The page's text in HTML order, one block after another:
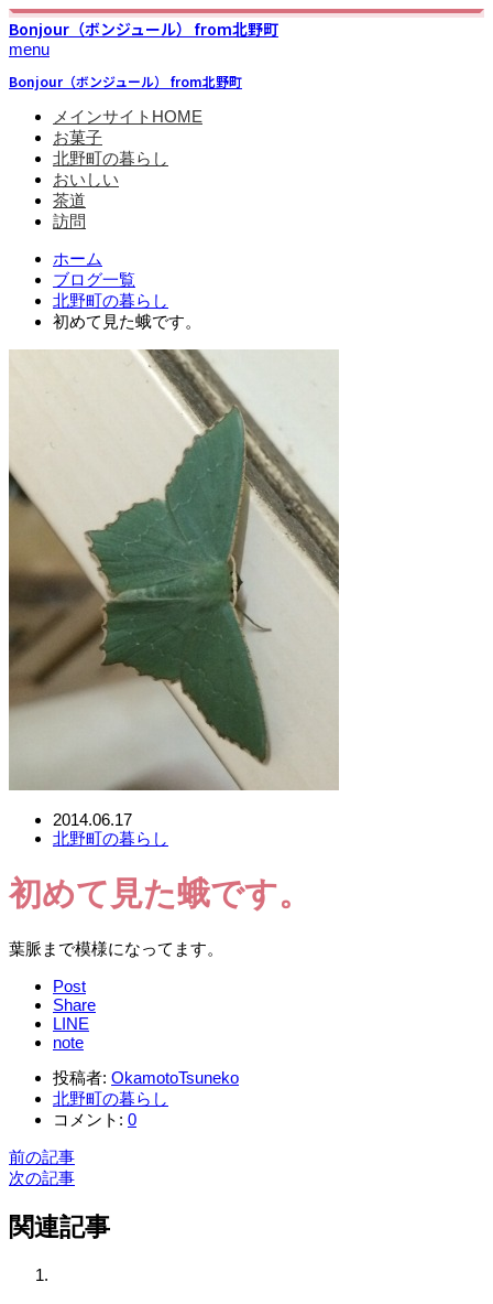
Bonjour（ボンジュール） from北野町
menu
Bonjour（ボンジュール） from北野町
メインサイトHOME
お菓子
北野町の暮らし
おいしい
茶道
訪問
ホーム
ブログ一覧
北野町の暮らし
初めて見た蛾です。
2014.06.17
北野町の暮らし
初めて見た蛾です。
葉脈まで模様になってます。
Post
Share
LINE
note
投稿者: OkamotoTsuneko
北野町の暮らし
コメント: 0
前の記事
次の記事
関連記事